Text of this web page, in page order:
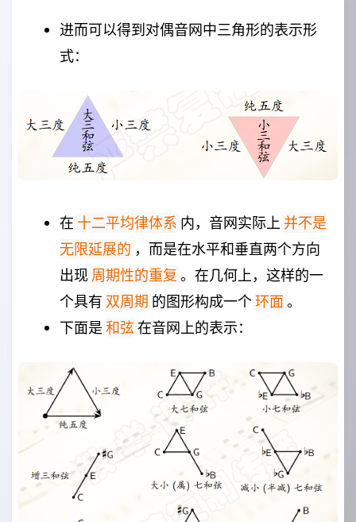
进而可以得到对偶音网中三角形的表示形
式：
在 十二平均律体系 内，音网实际上 并不是
无限延展的 ，而是在水平和垂直两个方向
出现 周期性的重复 。在几何上，这样的一
个具有 双周期 的图形构成一个环面 。
下面是 和弦在音网上的表示：